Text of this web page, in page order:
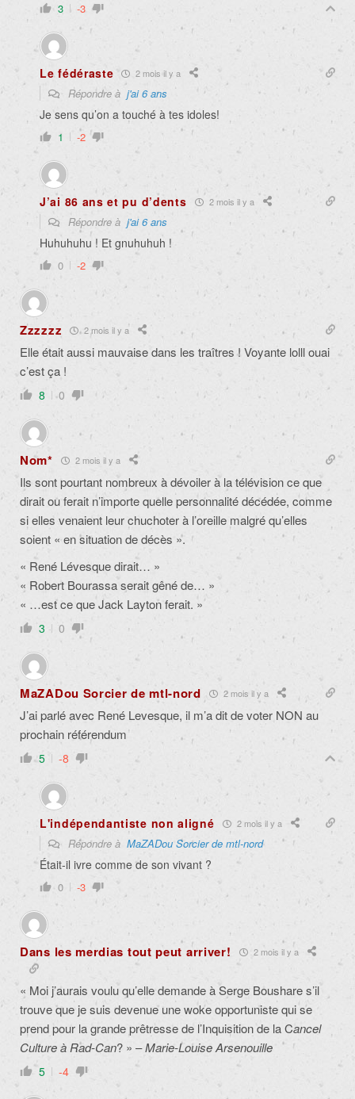
3 -3
Le fédéraste 2 mois il y a
Répondre à j'ai 6 ans
Je sens qu’on a touché à tes idoles!
1 -2
J’ai 86 ans et pu d’dents 2 mois il y a
Répondre à j'ai 6 ans
Huhuhuhu ! Et gnuhuhuh !
0 -2
Zzzzzz 2 mois il y a
Elle était aussi mauvaise dans les traîtres ! Voyante lolll ouai
c’est ça !
8 0
Nom* 2 mois il y a
Ils sont pourtant nombreux à dévoiler à la télévision ce que
dirait ou ferait n’importe quelle personnalité décédée, comme
si elles venaient leur chuchoter à l’oreille malgré qu’elles
soient « en situation de décès ».
« René Lévesque dirait… »
« Robert Bourassa serait gêné de… »
« …est ce que Jack Layton ferait. »
3 0
MaZADou Sorcier de mtl-nord 2 mois il y a
J’ai parlé avec René Levesque, il m’a dit de voter NON au
prochain référendum
5 -8
L'indépendantiste non aligné 2 mois il y a
Répondre à MaZADou Sorcier de mtl-nord
Était-il ivre comme de son vivant ?
0 -3
Dans les merdias tout peut arriver! 2 mois il y a
« Moi j’aurais voulu qu’elle demande à Serge Boushare s’il
trouve que je suis devenue une woke opportuniste qui se
prend pour la grande prêtresse de l’Inquisition de la Cancel
Culture à Rad-Can? » –Marie-Louise Arsenouille
5 -4